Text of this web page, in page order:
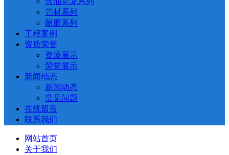
管材系列
耐磨系列
工程案例
资质荣誉
资质展示
荣誉展示
新闻动态
新闻动态
常见问题
在线留言
联系我们
网站首页
关于我们